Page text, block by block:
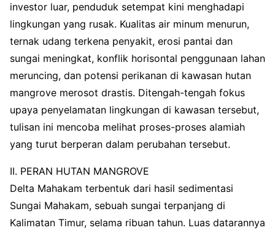
investor luar, penduduk setempat kini menghadapi
lingkungan yang rusak. Kualitas air minum menurun,
ternak udang terkena penyakit, erosi pantai dan
sungai meningkat, konflik horisontal penggunaan lahan
meruncing, dan potensi perikanan di kawasan hutan
mangrove merosot drastis. Ditengah-tengah fokus
upaya penyelamatan lingkungan di kawasan tersebut,
tulisan ini mencoba melihat proses-proses alamiah
yang turut berperan dalam perubahan tersebut.
II. PERAN HUTAN MANGROVE
Delta Mahakam terbentuk dari hasil sedimentasi
Sungai Mahakam, sebuah sungai terpanjang di
Kalimatan Timur, selama ribuan tahun. Luas datarannya